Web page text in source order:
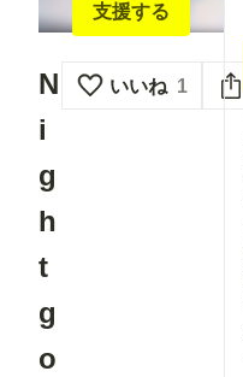
支援する
N
i
g
h
t
g
o
いいね 1